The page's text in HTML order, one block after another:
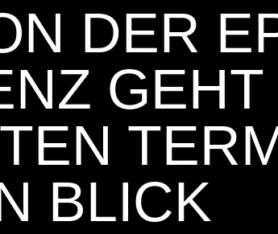
DER
GEHT
BLICK